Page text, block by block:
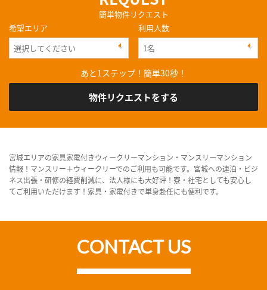
簡単物件リクエスト
希望エリア
利用人数
あと1ステップ！簡単30秒！
物件リクエストをする
宮城エリアの家具家電付きウィークリーマンション・マンスリーマンション
情報！マンスリー＋ウィークリーでのご利用も可能です。宮城への連泊・ビジ
ネス出張・研修の経費削減に、法人様にも大好評！寮・社宅としても安心し
てご利用いただけます！家具・家電付きで単身赴任にも便利です。
CONTACT US